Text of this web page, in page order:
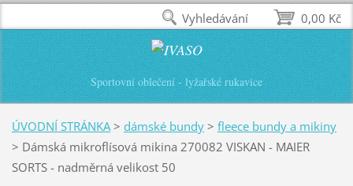
Sportovní oblečení - lyžařské rukavice
ÚVODNÍ STRÁNKA > dámské bundy > fleece bundy a mikiny
> Dámská mikroflísová mikina 270082 VISKAN - MAIER
SORTS - nadměrná velikost 50
0,00 Kč
Vyhledávání